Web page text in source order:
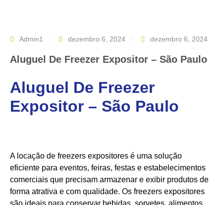
Admin1 dezembro 6, 2024 dezembro 6, 2024
Aluguel De Freezer Expositor – São Paulo
Aluguel De Freezer
Expositor – São Paulo
A locação de freezers expositores é uma solução
eficiente para eventos, feiras, festas e estabelecimentos
comerciais que precisam armazenar e exibir produtos de
forma atrativa e com qualidade. Os freezers expositores